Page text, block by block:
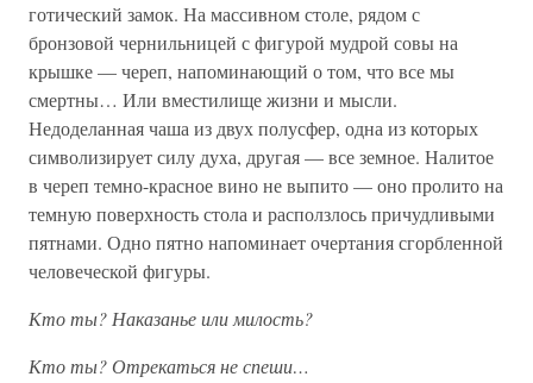
готический замок. На массивном столе, рядом с
бронзовой чернильницей с фигурой мудрой совы на
крышке — череп, напоминающий о том, что все мы
смертны… Или вместилище жизни и мысли.
Недоделанная чаша из двух полусфер, одна из которых
символизирует силу духа, другая — все земное. Налитое
в череп темно-красное вино не выпито — оно пролито на
темную поверхность стола и расползлось причудливыми
пятнами. Одно пятно напоминает очертания сгорбленной
человеческой фигуры.
Кто ты? Наказанье или милость?
Кто ты? Отрекаться не спеши…